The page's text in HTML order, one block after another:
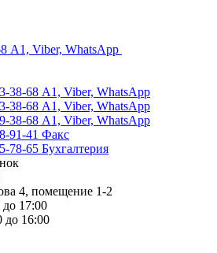
А1, Viber, WhatsApp
38-68 А1, Viber, WhatsApp
38-68 А1, Viber, WhatsApp
38-68 А1, Viber, WhatsApp
91-41 Факс
78-65 Бухгалтерия
4, помещение 1-2
17:00
до 16:00